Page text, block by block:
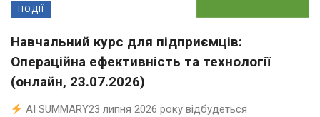
ПОДІЇ
Навчальний курс для підприємців:
Операційна ефективність та технології
(онлайн, 23.07.2026)
AI SUMMARY23 липня 2026 року відбудеться